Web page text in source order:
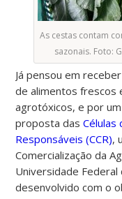
As cestas contam
sazonais. Foto:
Já pensou em
de alimentos frescos
agrotóxicos, e por
proposta dasCélulas
Responsáveis (CCR),
Comercialização da
Universidade Federal
desenvolvido com o